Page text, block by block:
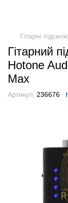
Гітарні
Гітарний
Hotone
Max
Артикул: 236676